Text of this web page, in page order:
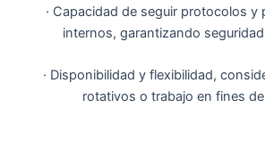
· Capacidad de seguir protocolos y
internos, garantizando
· Disponibilidad y flexibilidad,
rotativos o trabajo en fines